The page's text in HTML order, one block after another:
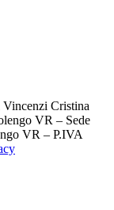
Cristina
VR – Sede
VR – P.IVA